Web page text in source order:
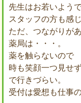
先生はお若いよう
スタッフの方も感じ
ただ、つながりが
薬局は・・・。
薬を触らないの
時も笑顔一つ見せ
で行きづらい。
受付は愛想も仕事